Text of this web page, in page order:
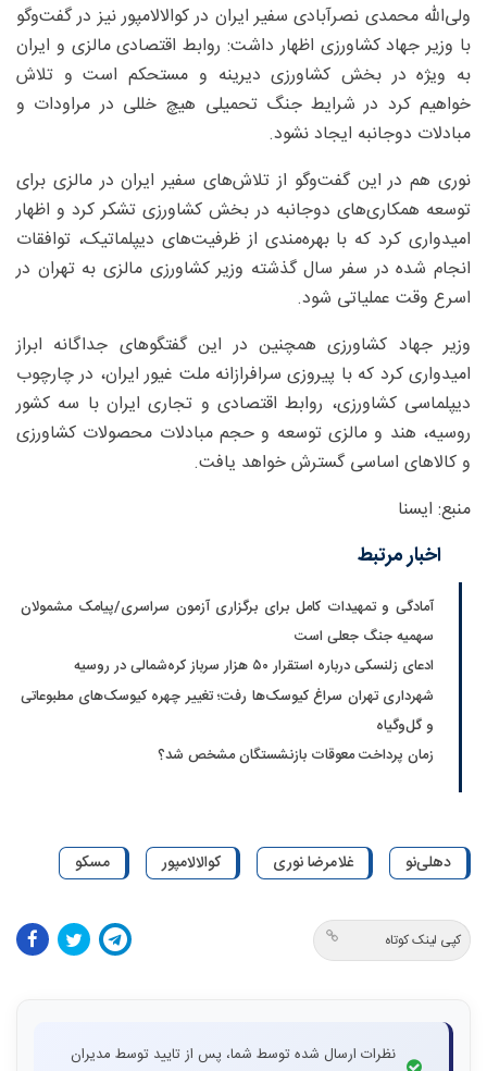
ولی‌الله محمدی نصرآبادی سفیر ایران در کوالالامپور نیز در گفت‌وگو
با وزیر جهاد کشاورزی اظهار داشت: روابط اقتصادی مالزی و ایران
به ویژه در بخش کشاورزی دیرینه و مستحکم است و تلاش
خواهیم کرد در شرایط جنگ تحمیلی هیچ خللی در مراودات و
مبادلات دوجانبه ایجاد نشود.
نوری هم در این گفت‌وگو از تلاش‌های سفیر ایران در مالزی برای
توسعه همکاری‌های دوجانبه در بخش کشاورزی تشکر کرد و اظهار
امیدواری کرد که با بهره‌مندی از ظرفیت‌های دیپلماتیک، توافقات
انجام شده در سفر سال گذشته وزیر کشاورزی مالزی به تهران در
اسرع وقت عملیاتی شود.
وزیر جهاد کشاورزی همچنین در این گفتگوهای جداگانه ابراز
امیدواری کرد که با پیروزی سرافرازانه ملت غیور ایران، در چارچوب
دیپلماسی کشاورزی، روابط اقتصادی و تجاری ایران با سه کشور
روسیه، هند و مالزی توسعه و حجم مبادلات محصولات کشاورزی
و کالاهای اساسی گسترش خواهد یافت.
منبع: ایسنا
اخبار مرتبط
آمادگی و تمهیدات کامل برای برگزاری آزمون سراسری/پیامک مشمولان
سهمیه جنگ جعلی است
ادعای زلنسکی درباره استقرار ۵۰ هزار سرباز کره‌شمالی در روسیه
شهرداری تهران سراغ کیوسک‌ها رفت؛ تغییر چهره کیوسک‌های مطبوعاتی
و گل‌وگیاه
زمان پرداخت معوقات بازنشستگان مشخص شد؟
دهلی‌نو غلامرضا نوری کوالالامپور مسکو
کپی لینک کوتاه
نظرات ارسال شده توسط شما، پس از تایید توسط مدیران